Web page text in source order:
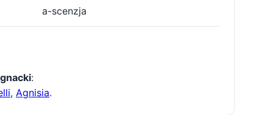
a-scenzja
:
, Agnisia.